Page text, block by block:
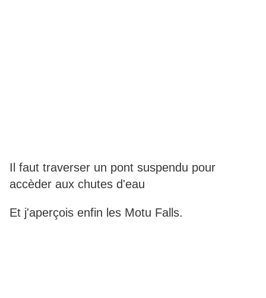
Il faut traverser un pont suspendu pour
accèder aux chutes d'eau
Et j'aperçois enfin les Motu Falls.